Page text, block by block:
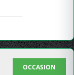
OCCASION